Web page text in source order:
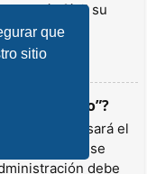
que
sitio
más fácil su
defecto, se usará el
color y rango se
debe